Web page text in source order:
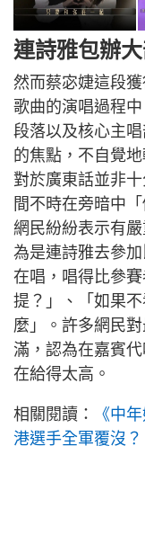
連詩雅包辦
然而蔡宓婕這段
歌曲的演唱過程
段落以及核心主
的焦點，不自覺
對於廣東話並非
間不時在旁暗中
網民紛紛表示有
為是連詩雅去參
在唱，唱得比參
提？」、「如果
麼」。許多網民
滿，認為在嘉賓
在給得太高。
相關閱讀：
《中
港選手全軍覆沒